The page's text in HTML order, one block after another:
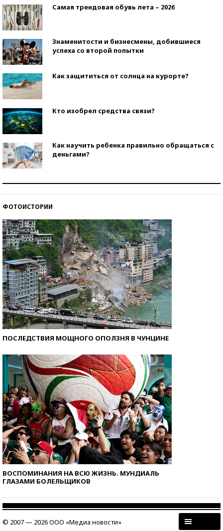
Самая трендовая обувь лета – 2026
Знаменитости и бизнесмены, добившиеся
успеха со второй попытки
Как защититься от солнца на курорте?
Кто изобрел средства связи?
Как научить ребенка правильно обращаться с
деньгами?
ФОТОИСТОРИИ
ПОСЛЕДСТВИЯ МОЩНОГО ОПОЛЗНЯ В ЧУНЦИНЕ
ВОСПОМИНАНИЯ НА ВСЮ ЖИЗНЬ. МУНДИАЛЬ
ГЛАЗАМИ БОЛЕЛЬЩИКОВ
© 2007 — 2026 ООО «Медиа новости»